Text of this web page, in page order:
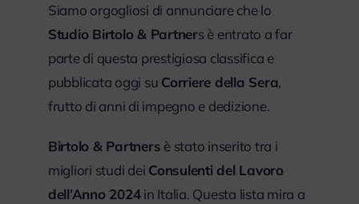
Siamo orgogliosi di annunciare che lo
Studio Birtolo & Partners è entrato a far
parte di questa prestigiosa classifica e
pubblicata oggi su Corriere della Sera,
frutto di anni di impegno e dedizione.
Birtolo & Partners è stato inserito tra i
migliori studi dei Consulenti del Lavoro
dell’Anno 2024in Italia. Questa lista mira a